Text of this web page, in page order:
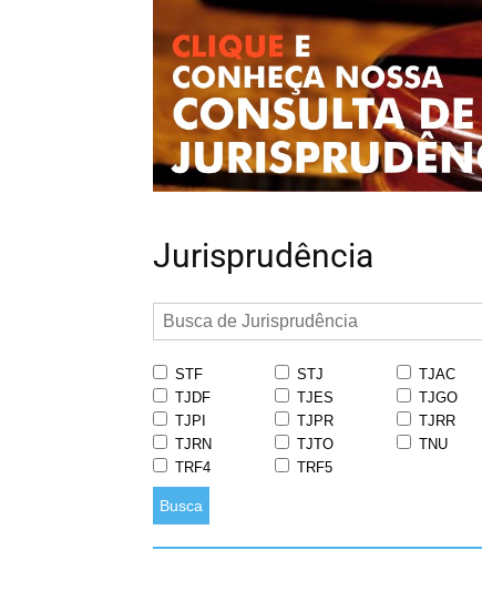
Jurisprudência
STF STJ TJAC
TJDF
TJES TJGO
TJPI
TJPR TJRR
TJRN
TJTO TNU
TRF4
TRF5
Busca